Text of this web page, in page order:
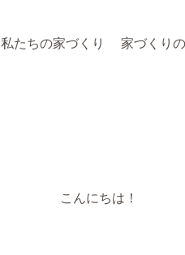
私たちの家づくり 家づくり
こんにちは！